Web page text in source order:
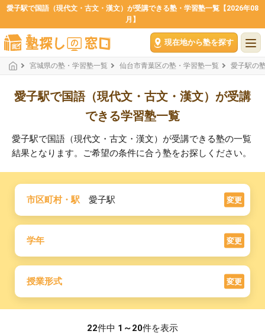
愛子駅で国語（現代文・古文・漢文）が受講できる塾・学習塾一覧【2026年08
月】
現在地から塾を探す
宮城県の塾・学習塾一覧 仙台市青葉区の塾・学習塾一覧 愛子駅の
愛子駅で国語（現代文・古文・漢文）が受講
できる学習塾一覧
愛子駅で国語（現代文・古文・漢文）が受講できる塾の一覧
結果となります。ご希望の条件に合う塾をお探しください。
市区町村・駅 愛子駅 変更
学年 変更
授業形式 変更
22件中 1～20件を表示